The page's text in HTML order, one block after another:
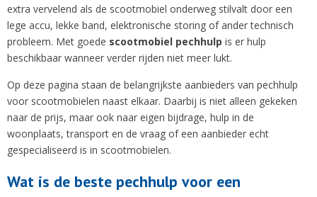
extra vervelend als de scootmobiel onderweg stilvalt door een
lege accu, lekke band, elektronische storing of ander technisch
probleem. Met goede scootmobiel pechhulp is er hulp
beschikbaar wanneer verder rijden niet meer lukt.
Op deze pagina staan de belangrijkste aanbieders van pechhulp
voor scootmobielen naast elkaar. Daarbij is niet alleen gekeken
naar de prijs, maar ook naar eigen bijdrage, hulp in de
woonplaats, transport en de vraag of een aanbieder echt
gespecialiseerd is in scootmobielen.
Wat is de beste pechhulp voor een